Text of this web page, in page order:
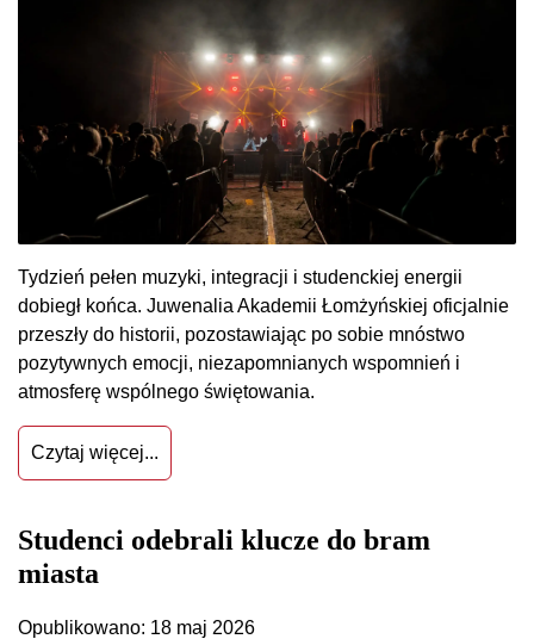
Tydzień pełen muzyki, integracji i studenckiej energii
dobiegł końca. Juwenalia Akademii Łomżyńskiej oficjalnie
przeszły do historii, pozostawiając po sobie mnóstwo
pozytywnych emocji, niezapomnianych wspomnień i
atmosferę wspólnego świętowania.
Czytaj więcej...
Studenci odebrali klucze do bram
miasta
Opublikowano: 18 maj 2026